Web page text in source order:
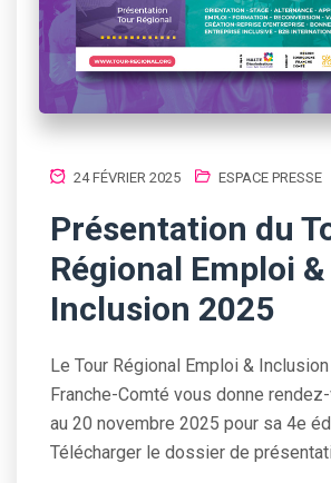
24 FÉVRIER 2025 ESPACE PRESSE
Présentation du
Régional Emploi &
Inclusion 2025
Le Tour Régional Emploi &
Franche-Comté vous donne
au 20 novembre 2025 pour sa 4e
Télécharger le dossier de